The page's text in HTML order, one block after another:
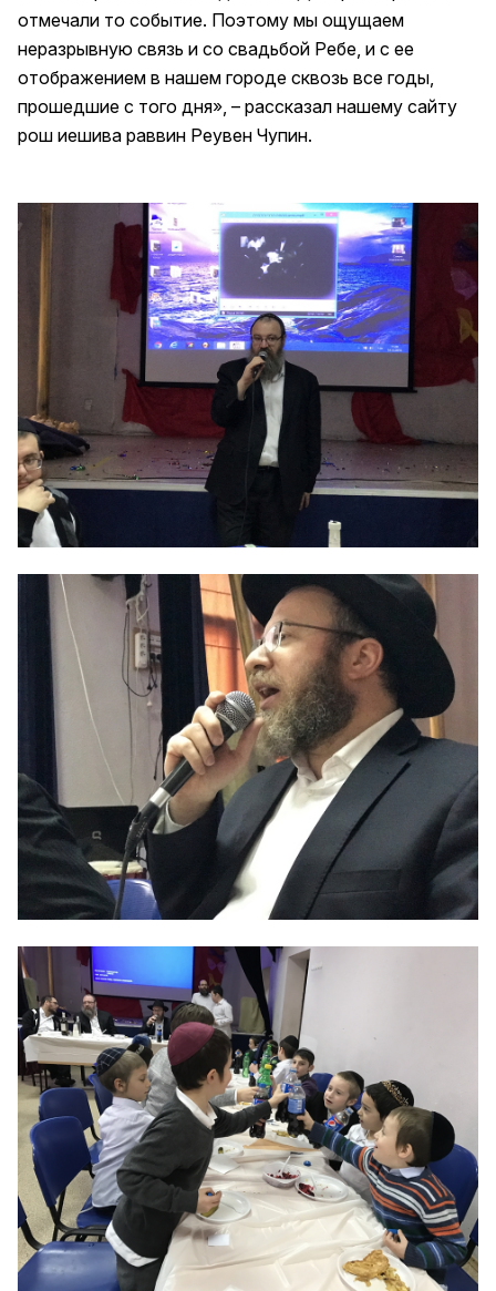
отмечали то событие. Поэтому мы ощущаем
неразрывную связь и со свадьбой Ребе, и с ее
отображением в нашем городе сквозь все годы,
прошедшие с того дня», – рассказал нашему сайту
рош иешива раввин Реувен Чупин.